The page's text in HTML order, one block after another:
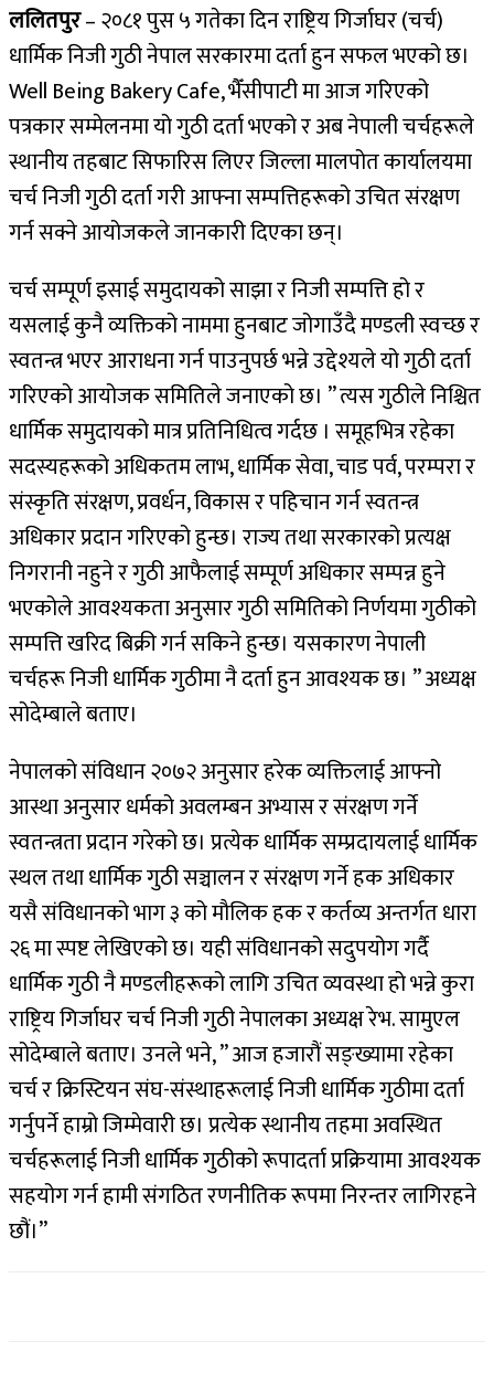
ललितपुर– २०८१ पुस ५ गतेका दिन राष्ट्रिय गिर्जाघर (चर्च)
धार्मिक निजी गुठी नेपाल सरकारमा दर्ता हुन सफल भएको छ।
Well Being Bakery Cafe, भैँसीपाटी मा आज गरिएको
पत्रकार सम्मेलनमा यो गुठी दर्ता भएको र अब नेपाली चर्चहरूले
स्थानीय तहबाट सिफारिस लिएर जिल्ला मालपोत कार्यालयमा
चर्च निजी गुठी दर्ता गरी आफ्ना सम्पत्तिहरूको उचित संरक्षण
गर्न सक्ने आयोजकले जानकारी दिएका छन्।
चर्च सम्पूर्ण इसाई समुदायको साझा र निजी सम्पत्ति हो र
यसलाई कुनै व्यक्तिको नाममा हुनबाट जोगाउँदै मण्डली स्वच्छ र
स्वतन्त्र भएर आराधना गर्न पाउनुपर्छ भन्ने उद्देश्यले यो गुठी दर्ता
गरिएको आयोजक समितिले जनाएको छ। ” त्यस गुठीले निश्चित
धार्मिक समुदायको मात्र प्रतिनिधित्व गर्दछ । समूहभित्र रहेका
सदस्यहरूको अधिकतम लाभ, धार्मिक सेवा, चाड पर्व, परम्परा र
संस्कृति संरक्षण, प्रवर्धन, विकास र पहिचान गर्न स्वतन्त्र
अधिकार प्रदान गरिएको हुन्छ। राज्य तथा सरकारको प्रत्यक्ष
निगरानी नहुने र गुठी आफैलाई सम्पूर्ण अधिकार सम्पन्न हुने
भएकोले आवश्यकता अनुसार गुठी समितिको निर्णयमा गुठीको
सम्पत्ति खरिद बिक्री गर्न सकिने हुन्छ। यसकारण नेपाली
चर्चहरू निजी धार्मिक गुठीमा नै दर्ता हुन आवश्यक छ। ” अध्यक्ष
सोदेम्बाले बताए।
नेपालको संविधान २०७२ अनुसार हरेक व्यक्तिलाई आफ्नो
आस्था अनुसार धर्मको अवलम्बन अभ्यास र संरक्षण गर्ने
स्वतन्त्रता प्रदान गरेको छ। प्रत्येक धार्मिक सम्प्रदायलाई धार्मिक
स्थल तथा धार्मिक गुठी सञ्चालन र संरक्षण गर्ने हक अधिकार
यसै संविधानको भाग ३ को मौलिक हक र कर्तव्य अन्तर्गत धारा
२६ मा स्पष्ट लेखिएको छ। यही संविधानको सदुपयोग गर्दै
धार्मिक गुठी नै मण्डलीहरूको लागि उचित व्यवस्था हो भन्ने कुरा
राष्ट्रिय गिर्जाघर चर्च निजी गुठी नेपालका अध्यक्ष रेभ. सामुएल
सोदेम्बाले बताए। उनले भने, ” आज हजारौं सङ्ख्यामा रहेका
चर्च र क्रिस्टियन संघ-संस्थाहरूलाई निजी धार्मिक गुठीमा दर्ता
गर्नुपर्ने हाम्रो जिम्मेवारी छ। प्रत्येक स्थानीय तहमा अवस्थित
चर्चहरूलाई निजी धार्मिक गुठीको रूपादर्ता प्रक्रियामा आवश्यक
सहयोग गर्न हामी संगठित रणनीतिक रूपमा निरन्तर लागिरहने
छौं।”